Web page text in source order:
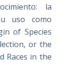
la
uso como
of Species
or the
Races in the